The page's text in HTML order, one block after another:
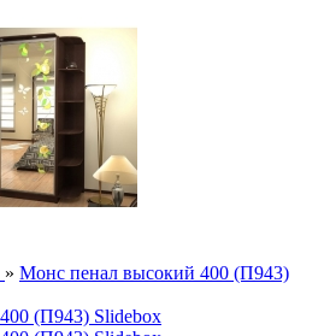
» Монс пенал высокий 400 (П943)